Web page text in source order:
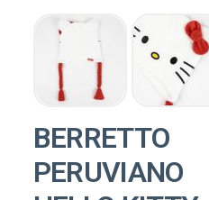
BERRETTO
PERUVIANO